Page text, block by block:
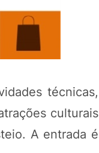
técnicas,
culturais
A entrada é